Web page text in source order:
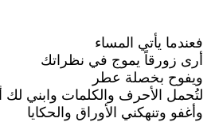
فعندما يأتي المساء
أرى زورقاً يموج في نظراتك
ويفوح بخصلة عطر
لتُحمل الأحرف والكلمات وابني
وأغفو وتنهكني الأوراق والحكايا